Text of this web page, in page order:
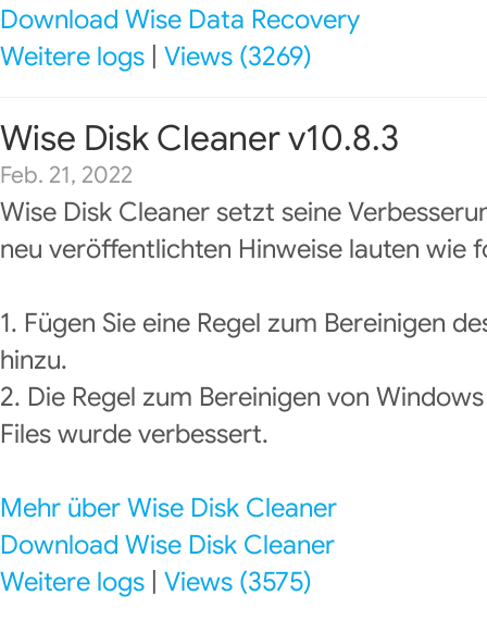
Download Wise Data Recovery
Weitere logs Views (3269)
Wise Disk Cleaner v10.8.3
Feb. 21, 2022
Wise Disk Cleaner setzt seine
neu veröffentlichten Hinweise lauten wie
1. Fügen Sie eine Regel zum Bereinigen
hinzu.
2. Die Regel zum Bereinigen von
Files wurde verbessert.
Mehr über Wise Disk Cleaner
Download Wise Disk Cleaner
Weitere logs Views (3575)